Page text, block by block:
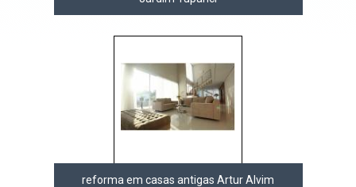
reforma em casas antigas Artur Alvim